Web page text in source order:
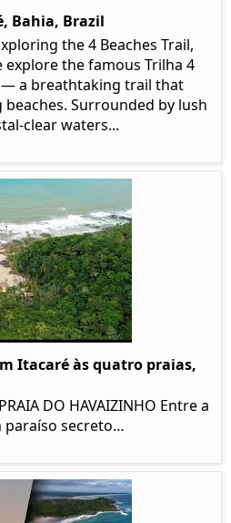
Bahia, Brazil
the 4 Beaches Trail,
explore the famous Trilha 4
— a breathtaking trail that
Surrounded by lush
clear waters...
Itacaré às quatro praias,
DO HAVAIZINHO Entre a
paraíso secreto…